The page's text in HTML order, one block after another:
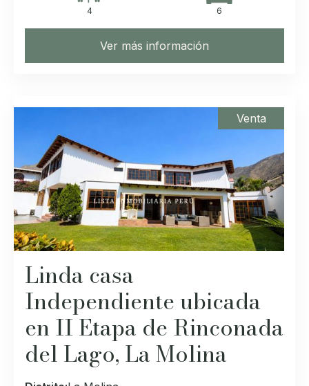
4 6
Ver más información
Venta
Linda casa
Independiente ubicada
en II Etapa de Rinconada
del Lago, La Molina